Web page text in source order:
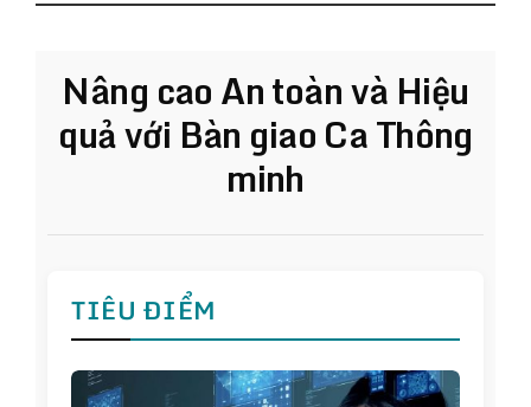
Nâng cao An toàn và Hiệu
quả với Bàn giao Ca Thông
minh
TIÊU ĐIỂM